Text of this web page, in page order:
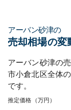
アーバン砂津の
売却相場の変
アーバン砂津の
市小倉北区全体
です。
推定価格（万円）